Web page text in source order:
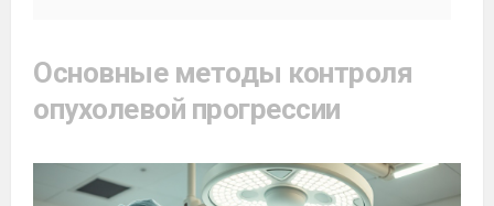
Основные методы контроля
опухолевой прогрессии